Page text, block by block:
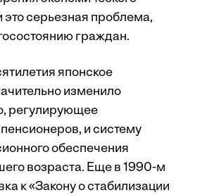
это серьезная проблема,
граждан.
японское
изменило
регулирующее
и систему
обеспечения
возраста. Еще в 1990-м
к «Закону о стабилизации